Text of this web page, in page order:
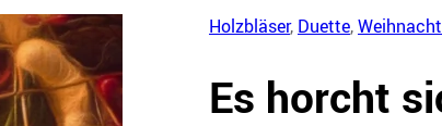
Holzbläser, Duette,
Es horcht